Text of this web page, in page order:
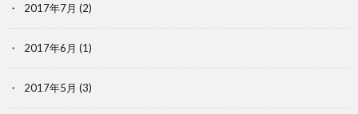
2017年7月 (2)
2017年6月 (1)
2017年5月 (3)